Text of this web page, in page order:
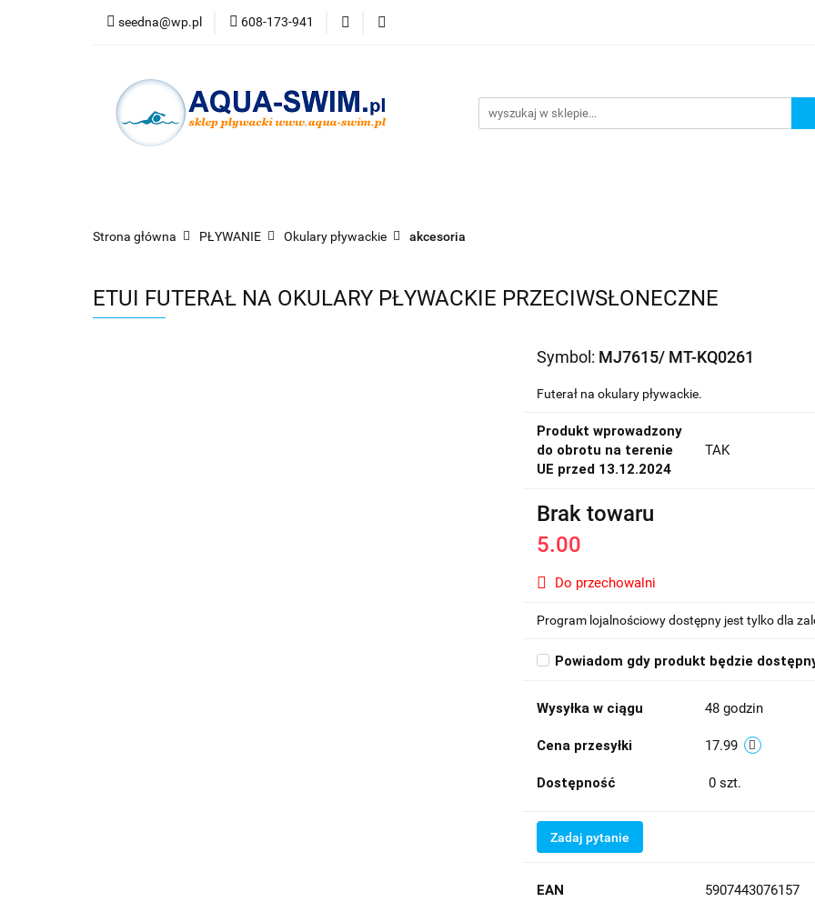
seedna@wp.pl 608-173-941
PŁYWANIE
Bestsellery
Strona główna PŁYWANIE Okulary pływackie akcesoria
ETUI FUTERAŁ NA OKULARY PŁYWACKIE PRZECIWSŁONECZNE
Symbol: MJ7615/ MT-KQ0261
Futerał na okulary pływackie.
Produkt wprowadzony
do obrotu na terenie
UE przed 13.12.2024
TAK
Brak towaru
5.00
Do przechowalni
Program lojalnościowy dostępny jest tylko dla
Powiadom gdy produkt będzie
Wysyłka w ciągu 48 godzin
Cena przesyłki 17.99
Dostępność 0 szt.
Zadaj pytanie
EAN 5907443076157